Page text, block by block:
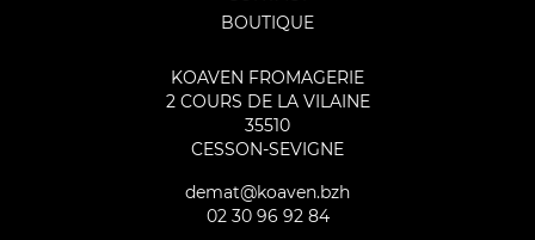
BOUTIQUE
KOAVEN FROMAGERIE
2 COURS DE LA VILAINE
35510
CESSON-SEVIGNE
demat@koaven.bzh
02 30 96 92 84